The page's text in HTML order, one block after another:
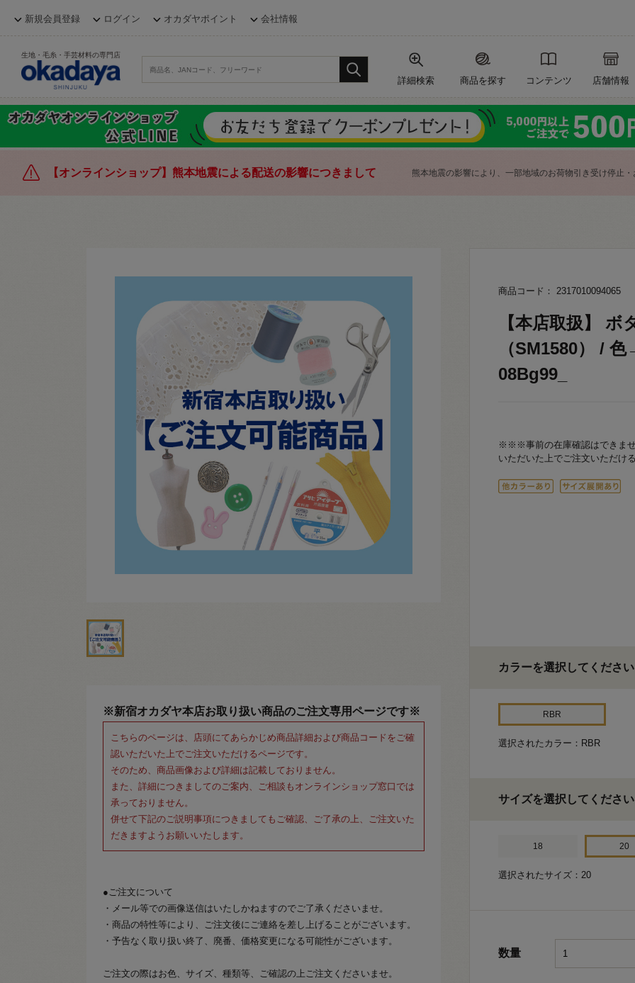
新規会員登録 ログイン オカダヤポイント 会社情報
生地・毛糸・手芸材料の専門店
詳細検索 商品を探す コンテンツ 店舗情報
【オンラインショップ】熊本地震による配送の影響につきまして 熊本地震の影響により、一部地域のお荷物引き受け停止
※新宿オカダヤ本店お取り扱い商品のご注文専用ページです※
こちらのページは、店頭にてあらかじめ商品詳細および商品コードをご確
認いただいた上でご注文いただけるページです。
そのため、商品画像および詳細は記載しておりません。
また、詳細につきましてのご案内、ご相談もオンラインショップ窓口では
承っておりません。
併せて下記のご説明事項につきましてもご確認、ご了承の上、ご注文いた
だきますようお願いいたします。
●ご注文について
・メール等での画像送信はいたしかねますのでご了承くださいませ。
・商品の特性等により、ご注文後にご連絡を差し上げることがございます。
・予告なく取り扱い終了、廃番、価格変更になる可能性がございます。
ご注文の際はお色、サイズ、種類等、ご確認の上ご注文くださいませ。
商品コード： 2317010094065
【本店取扱】
（SM1580） /
08Bg99_
※※※事前の在庫確認はできま
いただいた上でご注文いただけ
カラーを選択してください
RBR
選択されたカラー：RBR
サイズを選択してください
18 20
選択されたサイズ：20
数量